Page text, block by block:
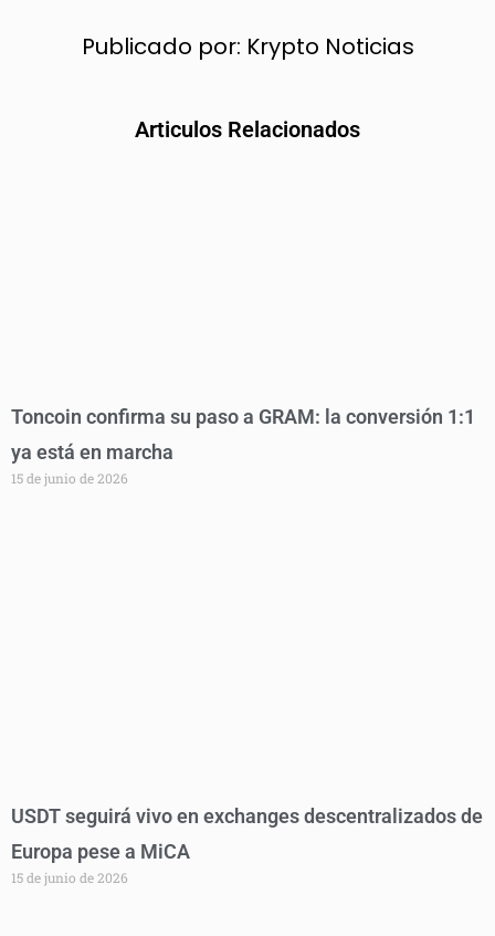
Publicado por: Krypto Noticias
Articulos Relacionados
Toncoin confirma su paso a GRAM: la conversión 1:1
ya está en marcha
15 de junio de 2026
USDT seguirá vivo en exchanges descentralizados de
Europa pese a MiCA
15 de junio de 2026